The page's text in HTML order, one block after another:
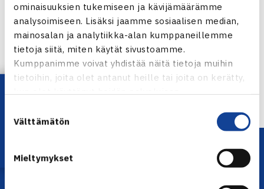
ominaisuuksien tukemiseen ja kävijämäärämme
analysoimiseen. Lisäksi jaamme sosiaalisen median,
mainosalan ja analytiikka-alan kumppaneillemme
tietoja siitä, miten käytät sivustoamme.
Kumppanimme voivat yhdistää näitä tietoja muihin
tietoihin, joita olet antanut heille tai joita on kerätty,
valinta
Välttämätön
Mieltymykset
Jaa:
← Edellinen
Lataa OmaTennis!